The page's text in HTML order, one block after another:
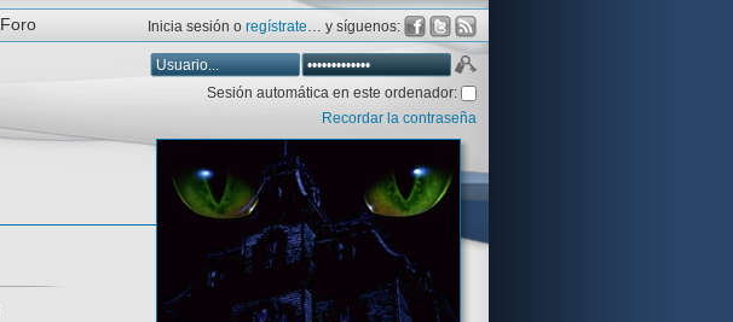
Foro
Reviews
Inicia sesión o regístrate … y síguenos:
Sesión automática en este ordenador:
Recordar la contraseña